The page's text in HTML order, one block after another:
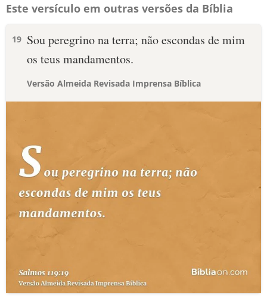
Este versículo em outras versões da Bíblia
19 Sou peregrino na terra; não escondas de mim
os teus mandamentos.
Versão Almeida Revisada Imprensa Bíblica